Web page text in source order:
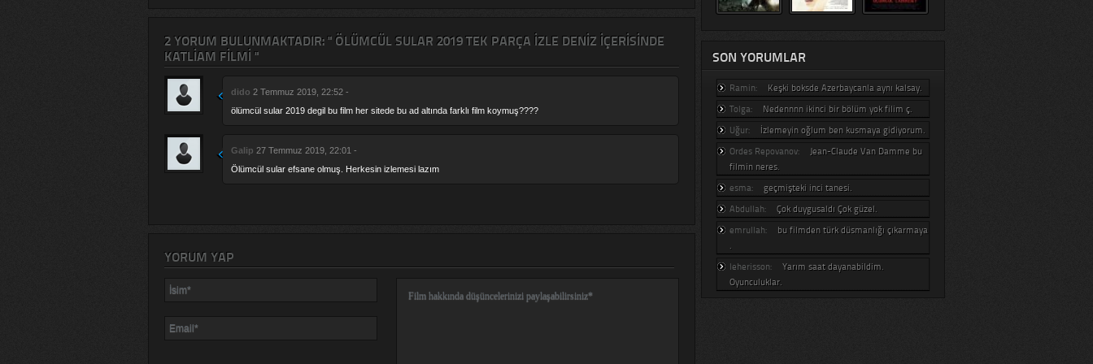
2 YORUM BULUNMAKTADIR: " ÖLÜMCÜL SULAR 2019 TEK PARÇA IZLE DENIZ IÇERISINDE
KATLIAM FILMI "
dido 2 Temmuz 2019, 22:52 -
ölümcül sular 2019 degil bu film her sitede bu ad altında farklı film koymuş????
Galip 27 Temmuz 2019, 22:01 -
Ölümcül sular efsane olmuş. Herkesin izlemesi lazım
YORUM YAP
SON YORUMLAR
Ramin:
Keşki boksde Azerbaycanla aynı kalsay.
Tolga:
Nedennnn ikinci bir bölüm yok filim ç.
Uğur:
İzlemeyin oğlum ben kusmaya gidiyorum.
Ordes Repovanov:
Jean-Claude Van Damme bu
filmin neres.
esma:
geçmişteki inci tanesi.
Abdullah:
Çok duygusaldı Çok güzel.
emrullah:
bu filmden türk düsmanlığı çıkarmaya
.
leherisson:
Yarım saat dayanabildim.
Oyunculuklar.